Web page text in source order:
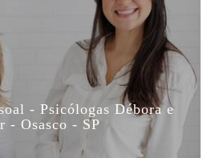
- Psicólogas Débora e
- Osasco - SP